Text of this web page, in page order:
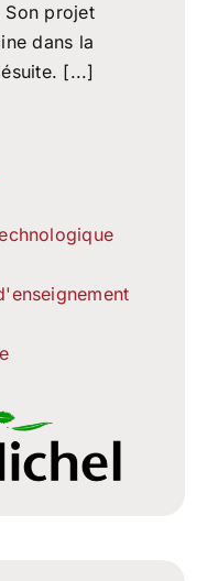
Son projet
dans la
[...]